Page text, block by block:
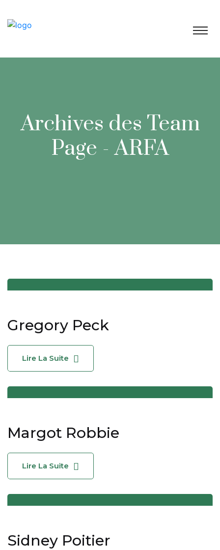
Archives des Team
Page - ARFA
Gregory Peck
Lire La Suite
Margot Robbie
Lire La Suite
Sidney Poitier